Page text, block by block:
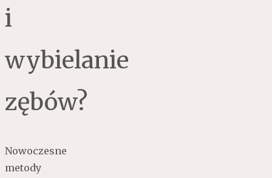
i
wybielanie
zębów?
Nowoczesne
metody